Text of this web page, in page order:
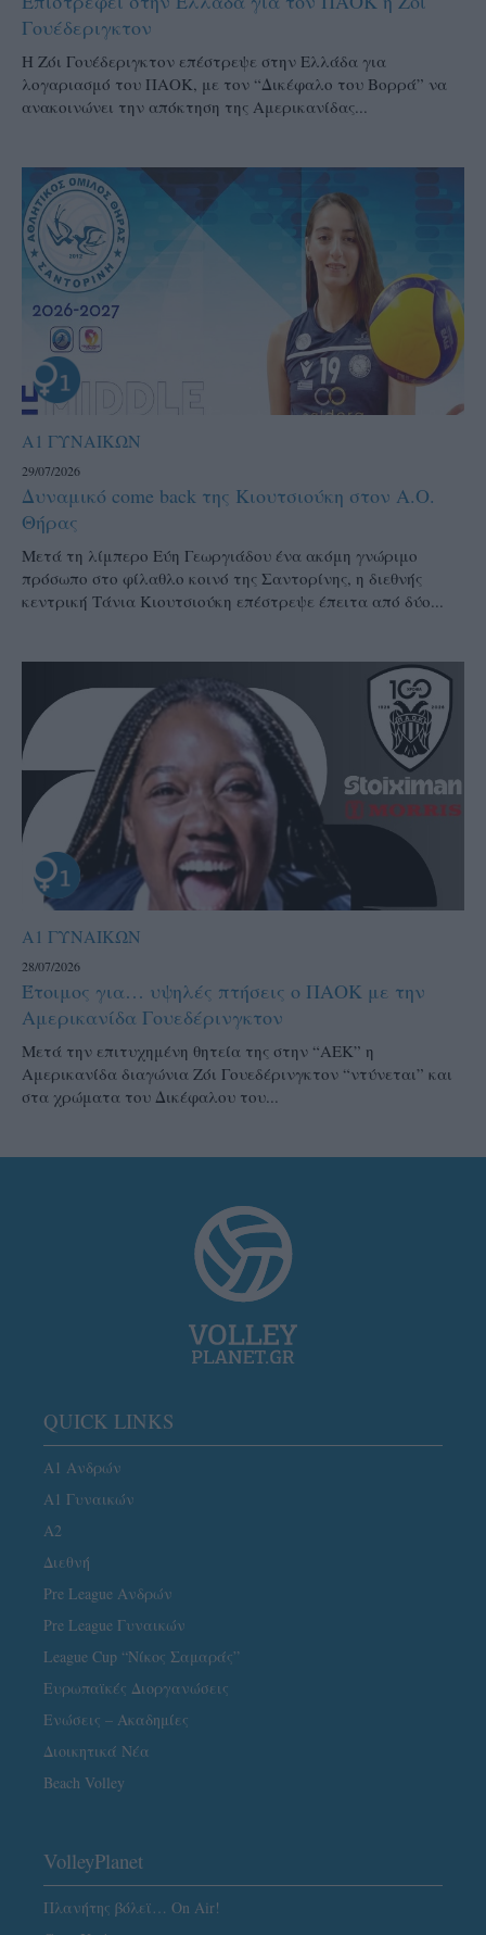
Γουέδεριγκτον
Η Ζόι Γουέδεριγκτον επέστρεψε στην Ελλάδα για
λογαριασμό του ΠΑΟΚ, με τον “Δικέφαλο του Βορρά” να
ανακοινώνει την απόκτηση της Αμερικανίδας...
Α1 ΓΥΝΑΙΚΩΝ
29/07/2026
Δυναμικό come back της Κιουτσιούκη στον Α.Ο.
Θήρας
Μετά τη λίμπερο Εύη Γεωργιάδου ένα ακόμη γνώριμο
πρόσωπο στο φίλαθλο κοινό της Σαντορίνης, η διεθνής
κεντρική Τάνια Κιουτσιούκη επέστρεψε έπειτα από δύο...
Α1 ΓΥΝΑΙΚΩΝ
28/07/2026
Έτοιμος για… υψηλές πτήσεις ο ΠΑΟΚ με την
Αμερικανίδα Γουεδέρινγκτον
Μετά την επιτυχημένη θητεία της στην “ΑΕΚ” η
Αμερικανίδα διαγώνια Ζόι Γουεδέρινγκτον “ντύνεται” και
στα χρώματα του Δικέφαλου του...
QUICK LINKS
Α1 Ανδρών
Α1 Γυναικών
A2
Διεθνή
Pre League Ανδρών
Pre League Γυναικών
League Cup “Νίκος Σαμαράς”
Ευρωπαϊκές Διοργανώσεις
Ενώσεις – Ακαδημίες
Διοικητικά Νέα
Beach Volley
VolleyPlanet
Πλανήτης βόλεϊ… On Air!